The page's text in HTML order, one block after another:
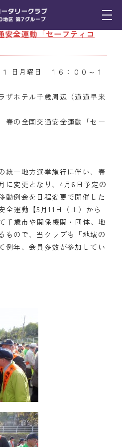
会 第４５回（通算２３
安全運動「セーフティコ
日月曜日 １６：００～１
ザホテル千歳周辺（道道早来
の全国交通安全運動「セー
統一地方選挙施行に伴い、春
に変更となり、4月6日予定の
動例会を日程変更で開催した
全運動【5月11日（土）から
千歳市や関係機関・団体、地
もので、当クラブも『地域の
例年、会員多数が参加してい